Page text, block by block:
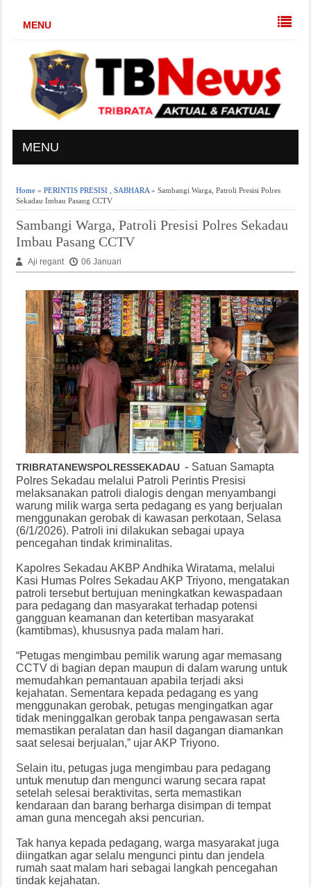
MENU
MENU
Home» PERINTIS PRESISI, SABHARA» Sambangi Warga, Patroli Presisi Polres
Sekadau Imbau Pasang CCTV
Sambangi Warga, Patroli Presisi Polres Sekadau
Imbau Pasang CCTV
Aji regant 06 Januari
TRIBRATANEWSPOLRESSEKADAU - Satuan Samapta
Polres Sekadau melalui Patroli Perintis Presisi
melaksanakan patroli dialogis dengan menyambangi
warung milik warga serta pedagang es yang berjualan
menggunakan gerobak di kawasan perkotaan, Selasa
(6/1/2026). Patroli ini dilakukan sebagai upaya
pencegahan tindak kriminalitas.
Kapolres Sekadau AKBP Andhika Wiratama, melalui
Kasi Humas Polres Sekadau AKP Triyono, mengatakan
patroli tersebut bertujuan meningkatkan kewaspadaan
para pedagang dan masyarakat terhadap potensi
gangguan keamanan dan ketertiban masyarakat
(kamtibmas), khususnya pada malam hari.
“Petugas mengimbau pemilik warung agar memasang
CCTV di bagian depan maupun di dalam warung untuk
memudahkan pemantauan apabila terjadi aksi
kejahatan. Sementara kepada pedagang es yang
menggunakan gerobak, petugas mengingatkan agar
tidak meninggalkan gerobak tanpa pengawasan serta
memastikan peralatan dan hasil dagangan diamankan
saat selesai berjualan,” ujar AKP Triyono.
Selain itu, petugas juga mengimbau para pedagang
untuk menutup dan mengunci warung secara rapat
setelah selesai beraktivitas, serta memastikan
kendaraan dan barang berharga disimpan di tempat
aman guna mencegah aksi pencurian.
Tak hanya kepada pedagang, warga masyarakat juga
diingatkan agar selalu mengunci pintu dan jendela
rumah saat malam hari sebagai langkah pencegahan
tindak kejahatan.